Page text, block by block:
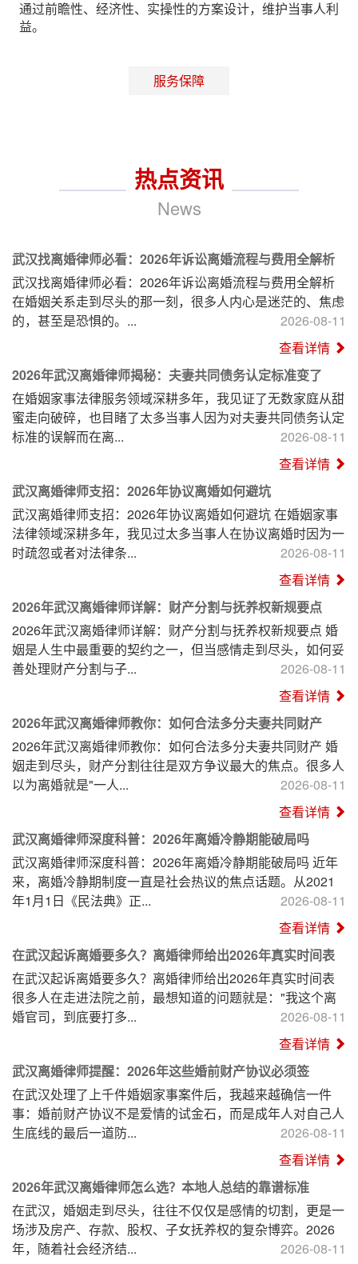
通过前瞻性、经济性、实操性的方案设计，维护当事人利
益。
服务保障
热点资讯
News
武汉找离婚律师必看：2026年诉讼离婚流程与费用全解析
武汉找离婚律师必看：2026年诉讼离婚流程与费用全解析
在婚姻关系走到尽头的那一刻，很多人内心是迷茫的、焦虑
的，甚至是恐惧的。...
2026-08-11
查看详情
2026年武汉离婚律师揭秘：夫妻共同债务认定标准变了
在婚姻家事法律服务领域深耕多年，我见证了无数家庭从甜
蜜走向破碎，也目睹了太多当事人因为对夫妻共同债务认定
标准的误解而在离...
2026-08-11
查看详情
武汉离婚律师支招：2026年协议离婚如何避坑
武汉离婚律师支招：2026年协议离婚如何避坑 在婚姻家事
法律领域深耕多年，我见过太多当事人在协议离婚时因为一
时疏忽或者对法律条...
2026-08-11
查看详情
2026年武汉离婚律师详解：财产分割与抚养权新规要点
2026年武汉离婚律师详解：财产分割与抚养权新规要点 婚
姻是人生中最重要的契约之一，但当感情走到尽头，如何妥
善处理财产分割与子...
2026-08-11
查看详情
2026年武汉离婚律师教你：如何合法多分夫妻共同财产
2026年武汉离婚律师教你：如何合法多分夫妻共同财产 婚
姻走到尽头，财产分割往往是双方争议最大的焦点。很多人
以为离婚就是"一人...
2026-08-11
查看详情
武汉离婚律师深度科普：2026年离婚冷静期能破局吗
武汉离婚律师深度科普：2026年离婚冷静期能破局吗 近年
来，离婚冷静期制度一直是社会热议的焦点话题。从2021
年1月1日《民法典》正...
2026-08-11
查看详情
在武汉起诉离婚要多久？离婚律师给出2026年真实时间表
在武汉起诉离婚要多久？离婚律师给出2026年真实时间表
很多人在走进法院之前，最想知道的问题就是："我这个离
婚官司，到底要打多...
2026-08-11
查看详情
武汉离婚律师提醒：2026年这些婚前财产协议必须签
在武汉处理了上千件婚姻家事案件后，我越来越确信一件
事：婚前财产协议不是爱情的试金石，而是成年人对自己人
生底线的最后一道防...
2026-08-11
查看详情
2026年武汉离婚律师怎么选？本地人总结的靠谱标准
在武汉，婚姻走到尽头，往往不仅仅是感情的切割，更是一
场涉及房产、存款、股权、子女抚养权的复杂博弈。2026
年，随着社会经济结...
2026-08-11